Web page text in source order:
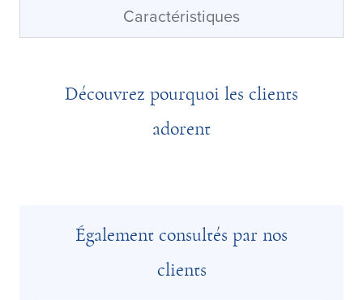
Caractéristiques
Découvrez pourquoi les clients
adorent
Également consultés par nos
clients